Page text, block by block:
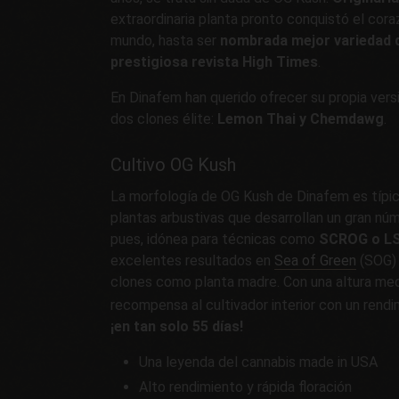
extraordinaria planta pronto conquistó el
mundo, hasta ser nombrada mejor variedad
prestigiosa revista High Times.
En Dinafem han querido ofrecer su propia
dos clones élite: Lemon Thai y Chemdawg.
Cultivo OG Kush
La morfología de OG Kush de Dinafem es
plantas arbustivas que desarrollan un gran
pues, idónea para técnicas como SCROG o
excelentes resultados en Sea of Green
clones como planta madre. Con una altura
recompensa al cultivador interior con un
¡en tan solo 55 días!
Una leyenda del cannabis made in USA
Alto rendimiento y rápida floración